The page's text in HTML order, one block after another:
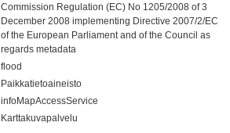
Commission Regulation (EC) No 1205/2008 of 3
December 2008 implementing Directive 2007/2/EC
of the European Parliament and of the Council as
regards metadata
flood
Paikkatietoaineisto
infoMapAccessService
Karttakuvapalvelu